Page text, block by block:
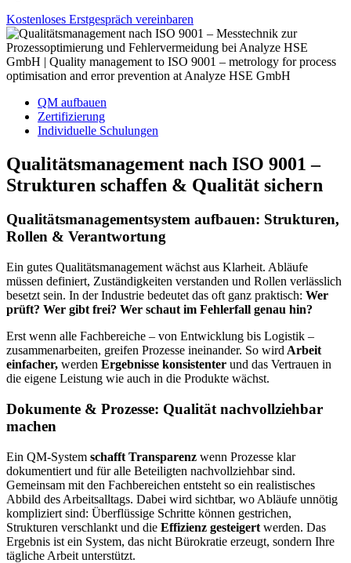
Kostenloses Erstgespräch vereinbaren
QM aufbauen
Zertifizierung
Individuelle Schulungen
Qualitätsmanagement nach ISO 9001 –
Strukturen schaffen & Qualität sichern
Qualitätsmanagementsystem aufbauen: Strukturen,
Rollen & Verantwortung
Ein gutes Qualitätsmanagement wächst aus Klarheit. Abläufe
müssen definiert, Zuständigkeiten verstanden und Rollen verlässlich
besetzt sein. In der Industrie bedeutet das oft ganz praktisch: Wer
prüft? Wer gibt frei? Wer schaut im Fehlerfall genau hin?
Erst wenn alle Fachbereiche – von Entwicklung bis Logistik –
zusammenarbeiten, greifen Prozesse ineinander. So wird Arbeit
einfacher, werden Ergebnisse konsistenter und das Vertrauen in
die eigene Leistung wie auch in die Produkte wächst.
Dokumente & Prozesse: Qualität nachvollziehbar
machen
Ein QM-System schafft Transparenz wenn Prozesse klar
dokumentiert und für alle Beteiligten nachvollziehbar sind.
Gemeinsam mit den Fachbereichen entsteht so ein realistisches
Abbild des Arbeitsalltags. Dabei wird sichtbar, wo Abläufe unnötig
kompliziert sind: Überflüssige Schritte können gestrichen,
Strukturen verschlankt und die Effizienz gesteigert werden. Das
Ergebnis ist ein System, das nicht Bürokratie erzeugt, sondern Ihre
tägliche Arbeit unterstützt.